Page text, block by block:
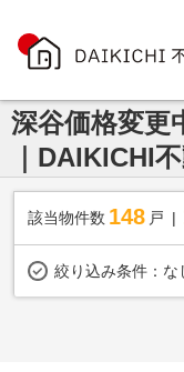
深谷価格変更
｜DAIKICHI
該当物件数 148 戸
絞り込み条件： な